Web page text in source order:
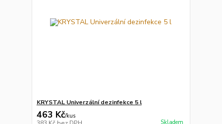
KRYSTAL Univerzální dezinfekce 5 l
463 Kč/kus
Skladem